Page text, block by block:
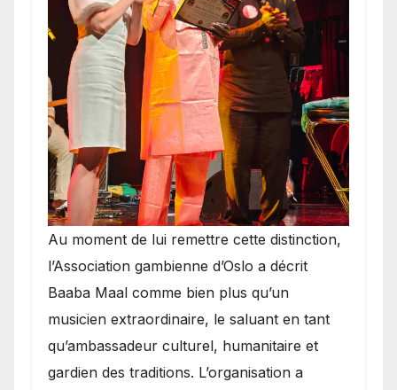
​Au moment de lui remettre cette distinction,
l’Association gambienne d’Oslo a décrit
Baaba Maal comme bien plus qu’un
musicien extraordinaire, le saluant en tant
qu’ambassadeur culturel, humanitaire et
gardien des traditions. L’organisation a